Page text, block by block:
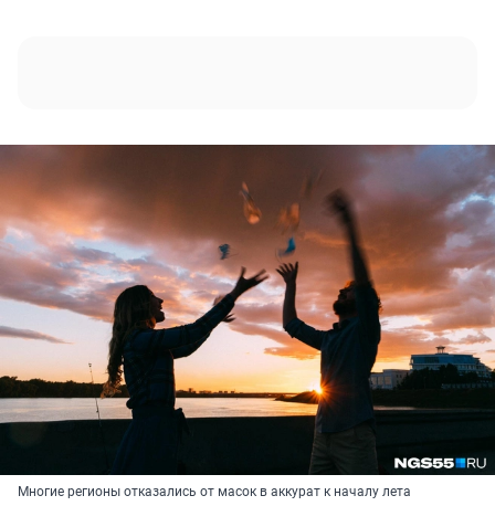
Многие регионы отказались от масок в аккурат к началу лета